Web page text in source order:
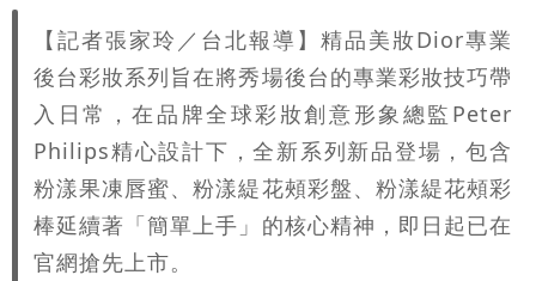
【記者張家玲／台北報導】精品美妝Dior專業
後台彩妝系列旨在將秀場後台的專業彩妝技巧帶
入日常，在品牌全球彩妝創意形象總監Peter
Philips精心設計下，全新系列新品登場，包含
粉漾果凍唇蜜、粉漾緹花頰彩盤、粉漾緹花頰彩
棒延續著「簡單上手」的核心精神，即日起已在
官網搶先上市。